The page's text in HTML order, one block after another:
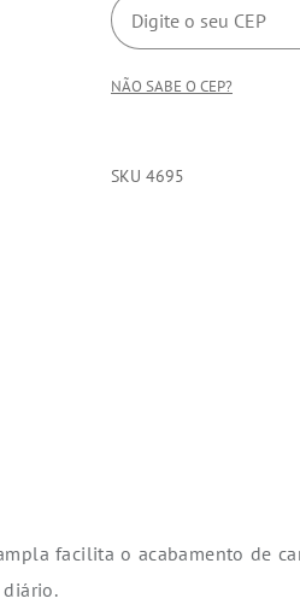
NÃO SABE O CEP?
SKU 4695
facilita o acabamento de